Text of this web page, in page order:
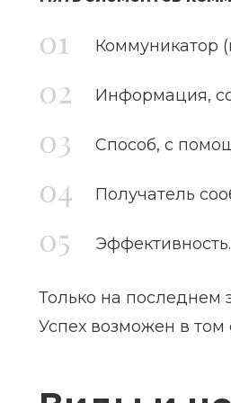
Коммуникатор
Информация,
Способ, с
Получатель
Эффективность.
Только на последнем
Успех возможен в том